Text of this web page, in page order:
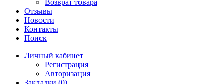
Возврат товара
Отзывы
Новости
Контакты
Поиск
Личный кабинет
Регистрация
Авторизация